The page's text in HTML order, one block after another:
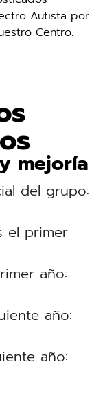
Autista por
Centro.
mejoría
del grupo:
el primer
año:
año:
año: